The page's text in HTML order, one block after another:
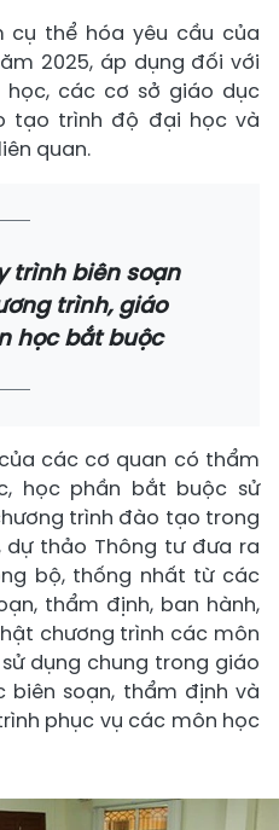
cụ thể hóa yêu cầu của
2025, áp dụng đối với
các cơ sở giáo dục
tạo trình độ đại học và
quan.
trình biên soạn
trình, giáo
học bắt buộc
các cơ quan có thẩm
học phần bắt buộc sử
trình đào tạo trong
dự thảo Thông tư đưa ra
bộ, thống nhất từ các
thẩm định, ban hành,
chương trình các môn
dụng chung trong giáo
biên soạn, thẩm định và
phục vụ các môn học